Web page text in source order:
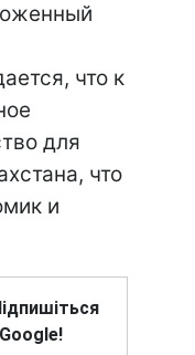
что к
для
что
и